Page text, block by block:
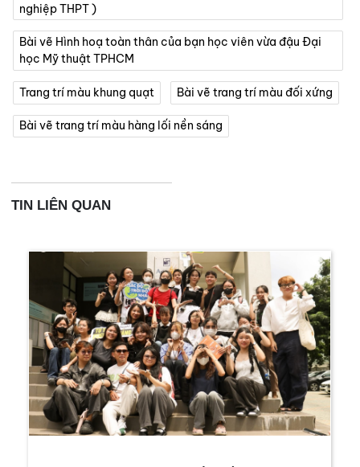
nghiệp THPT )
Bài vẽ Hình hoạ toàn thân của bạn học viên vừa đậu Đại
học Mỹ thuật TPHCM
Trang trí màu khung quạt Bài vẽ trang trí màu đối xứng
Bài vẽ trang trí màu hàng lối nền sáng
TIN LIÊN QUAN